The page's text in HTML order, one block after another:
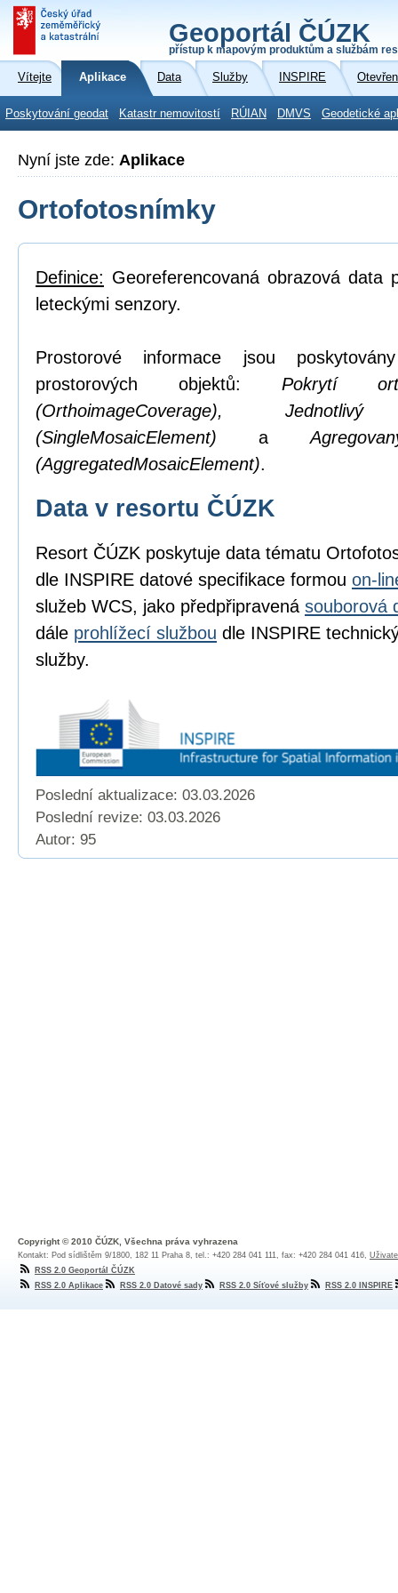
Geoportál ČÚZK
přístup k mapovým produktům a službám
Vítejte Aplikace Data Služby INSPIRE
Poskytování geodat Katastr nemovitostí RÚIAN DMVS Geodetické
Nyní jste zde: Aplikace
Ortofotosnímky
Definice: Georeferencovaná obrazová data
leteckými senzory.
Prostorové informace jsou
prostorových objektů: Pokrytí
(OrthoimageCoverage),
(SingleMosaicElement) a
(AggregatedMosaicElement).
Data v resortu ČÚZK
Resort ČÚZK poskytuje data tématu
dle INSPIRE datové specifikace formou on-
služeb WCS, jako předpřipravená souborová
dále prohlížecí službou dle INSPIRE
služby.
Poslední aktualizace: 03.03.2026
Poslední revize: 03.03.2026
Autor: 95
Copyright © 2010 ČÚZK, Všechna práva vyhrazena
Kontakt: Pod sídlištěm 9/1800, 182 11 Praha 8, tel.: +420 284 041 111, fax: +420 284 041 416,
RSS 2.0 Geoportál ČÚZK
RSS 2.0 Aplikace
RSS 2.0 Datové sady RSS 2.0 Síťové služby RSS 2.0 INSPIRE